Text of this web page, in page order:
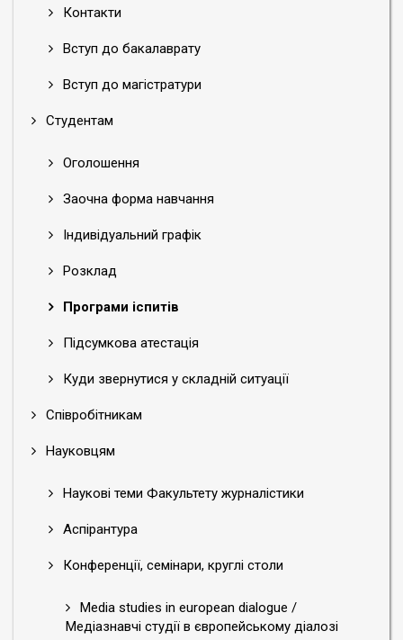
Контакти
Вступ до бакалаврату
Вступ до магістратури
Студентам
Оголошення
Заочна форма навчання
Індивідуальний графік
Розклад
Програми іспитів
Підсумкова атестація
Куди звернутися у складній ситуації
Співробітникам
Науковцям
Наукові теми Факультету журналістики
Аспірантура
Конференції, семінари, круглі столи
Media studies in european dialogue /
Медіазнавчі студії в європейському діалозі